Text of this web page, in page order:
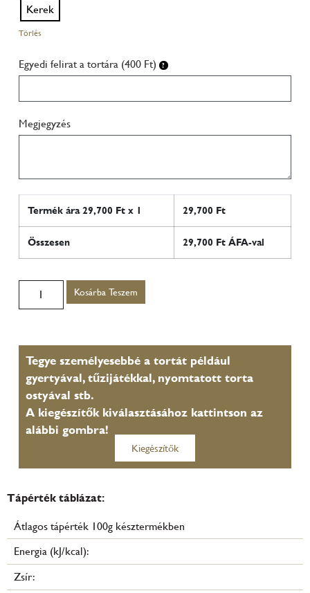
Kerek
Törlés
Egyedi felirat a tortára (400 Ft)
Megjegyzés
Termék ára29,700 Ft x 1 29,700 Ft
Összesen 29,700 Ft ÁFA-val
Kosárba Teszem
Tegye személyesebbé a tortát például
gyertyával, tűzijátékkal, nyomtatott torta
ostyával stb.
A kiegészítők kiválasztásához kattintson az
alábbi gombra!
Kiegészítők
Tápérték táblázat:
Átlagos tápérték 100g késztermékben
Energia (kJ/kcal):
Zsír: